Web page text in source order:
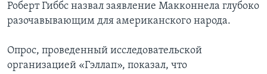
Роберт Гиббс назвал заявление Макконнела глубоко
разочавывающим для американского народа.
Опрос, проведенный исследовательской
организацией «Гэллап», показал, что